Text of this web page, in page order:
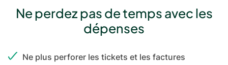
Ne perdez pas de temps avec les
dépenses
Ne plus perforer les tickets et les factures